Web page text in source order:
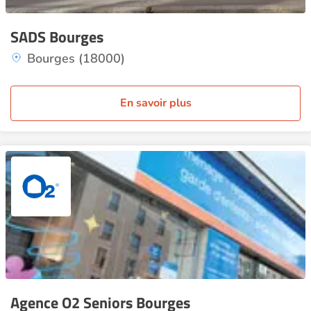
SADS Bourges
Bourges (18000)
En savoir plus
Agence O2 Seniors Bourges